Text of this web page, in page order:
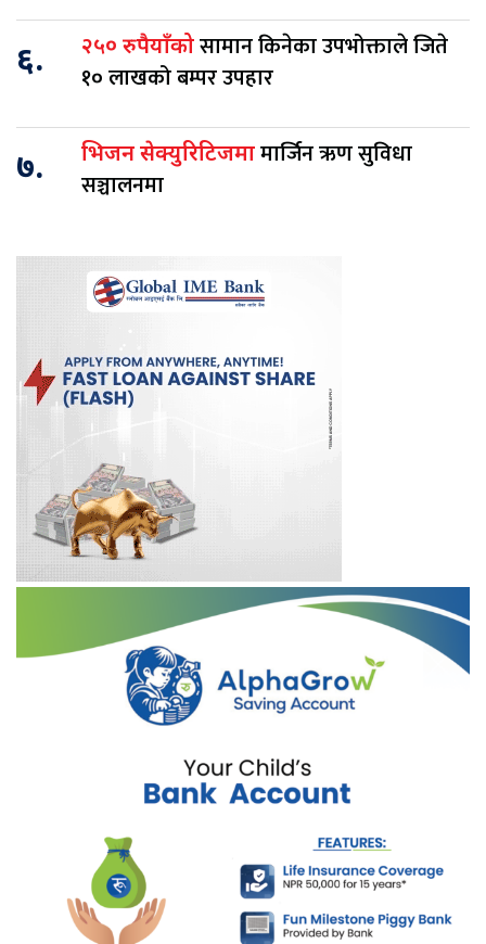
६. २५० रुपैयाँकोसामान किनेका उपभोक्ताले जिते
१० लाखको बम्पर उपहार
७. भिजन सेक्युरिटिजमामार्जिन ऋण सुविधा
सञ्चालनमा